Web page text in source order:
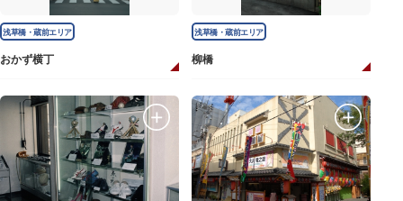
浅草橋・蔵前エリア
おかず横丁
浅草橋・蔵前エリア
柳橋